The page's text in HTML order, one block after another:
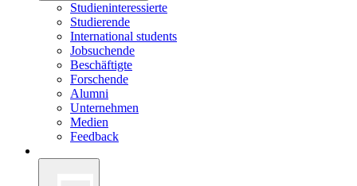
Studieninteressierte
Studierende
International students
Jobsuchende
Beschäftigte
Forschende
Alumni
Unternehmen
Medien
Feedback